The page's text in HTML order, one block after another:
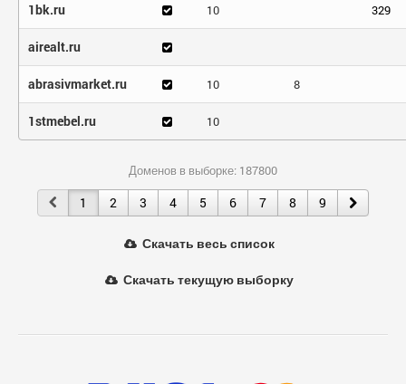
1bk.ru 10 329
airealt.ru
abrasivmarket.ru 10 8
1stmebel.ru 10
Доменов в выборке: 187800
1 2 3 4 5 6 7 8 9
Скачать весь список
Скачать текущую выборку